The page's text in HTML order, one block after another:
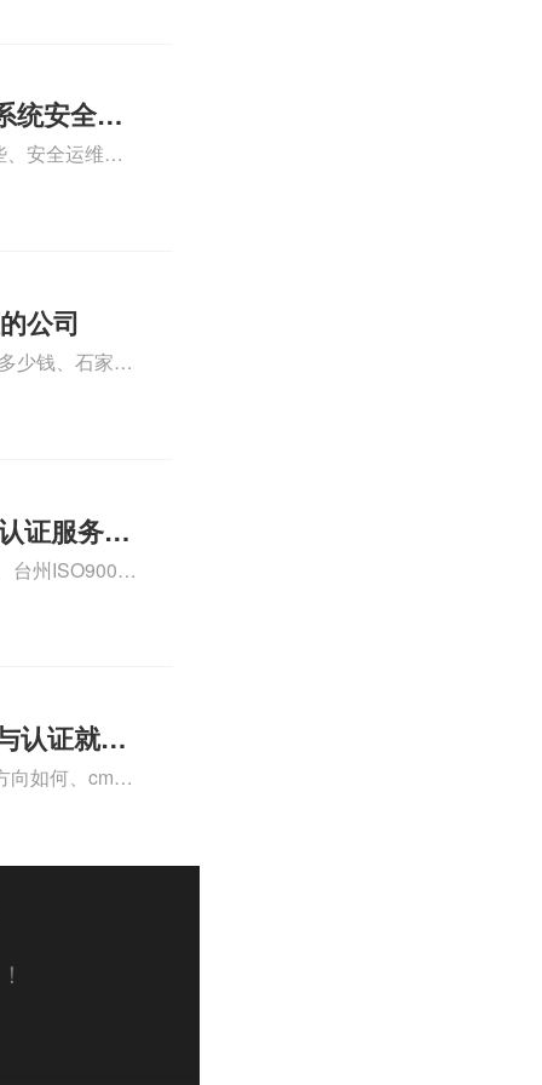
统安全运
安全运维服
服务资质认
公司
少钱、石家庄
认证费用大概
证服务怎
台州ISO9000
、CE认证怎
认证就业
向如何、cma
就业方向、